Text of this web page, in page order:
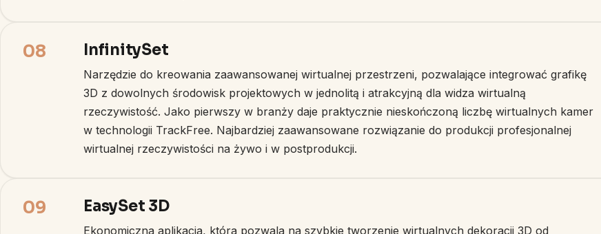
08 InfinitySet
Narzędzie do kreowania zaawansowanej wirtualnej przestrzeni, pozwalające integrować grafikę
3D z dowolnych środowisk projektowych w jednolitą i atrakcyjną dla widza wirtualną
rzeczywistość. Jako pierwszy w branży daje praktycznie nieskończoną liczbę wirtualnych kamer
w technologii TrackFree. Najbardziej zaawansowane rozwiązanie do produkcji profesjonalnej
wirtualnej rzeczywistości na żywo i w postprodukcji.
09 EasySet 3D
Ekonomiczna aplikacja, która pozwala na szybkie tworzenie wirtualnych dekoracji 3D od